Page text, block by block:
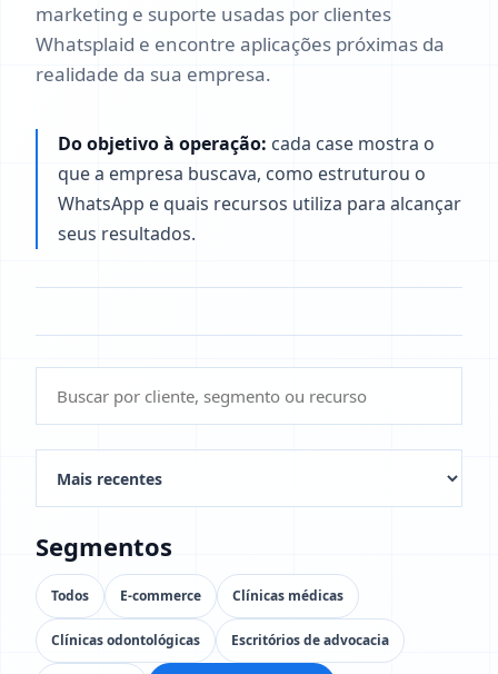
marketing e suporte usadas por clientes
Whatsplaid e encontre aplicações próximas da
realidade da sua empresa.
Do objetivo à operação: cada case mostra o
que a empresa buscava, como estruturou o
WhatsApp e quais recursos utiliza para alcançar
seus resultados.
Segmentos
Todos E-commerce Clínicas médicas
Clínicas odontológicas Escritórios de advocacia